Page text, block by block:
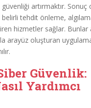
artırmaktır. Sonuç
belirli tehdit önleme,
hizmetler sağlar. Bunlar
arayüz oluşturan
Güvenlik:
Yardımcı